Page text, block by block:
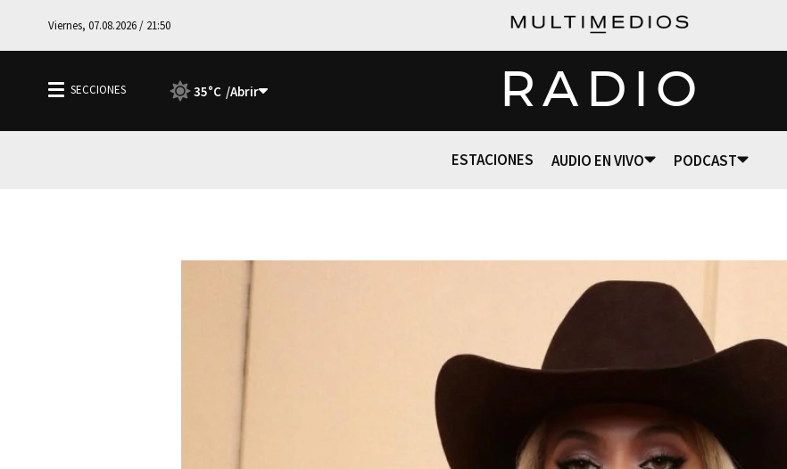
Viernes, 07.08.2026 / 21:50
35°C RADIO
ESTACIONES AUDIO EN VIVO PODCAST